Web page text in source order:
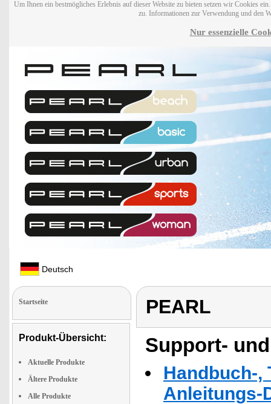
Um Ihnen ein bestmögliches Erlebnis auf dieser Website zu bieten setzen wir Cookies
zu. Informationen zur Verwendung und den
Nur essenzielle
Deutsch
Startseite
Produkt-Übersicht:
Aktuelle Produkte
Ältere Produkte
Alle Produkte
PEARL
Support-
Handbuch-,
Anleitungs-